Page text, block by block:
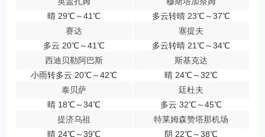
晴 29℃～41℃
多云转晴 23℃～37℃
赛达
多云 20℃～41℃
塞提夫
多云转晴 21℃～34℃
西迪贝勒阿巴斯
小雨转多云 20℃～42℃
斯基克达
晴 24℃～32℃
泰贝萨
晴 18℃～34℃
廷杜夫
多云 32℃～45℃
提济乌祖
晴 24℃～39℃
特莱姆森赞塔那机场
阴 22℃～38℃